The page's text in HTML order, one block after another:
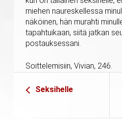
miehen naureskellessa
näköinen, hän murahti
tapahtuikaan, siitä jatkan
postauksessani.
Soittelemisiin, Vivian, 246.
Seksihelle